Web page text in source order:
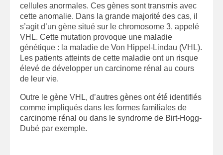
cellules anormales. Ces gènes sont transmis avec
cette anomalie. Dans la grande majorité des cas, il
s’agit d’un gène situé sur le chromosome 3, appelé
VHL. Cette mutation provoque une maladie
génétique : la maladie de Von Hippel-Lindau (VHL).
Les patients atteints de cette maladie ont un risque
élevé de développer un carcinome rénal au cours
de leur vie.
Outre le gène VHL, d’autres gènes ont été́ identifiés
comme impliqués dans les formes familiales de
carcinome rénal ou dans le syndrome de Birt-Hogg-
Dubé par exemple.